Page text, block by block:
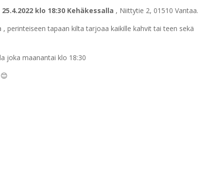
klo 18:30 Kehäkessalla , Niittytie 2, 01510 Vantaa.
perinteiseen tapaan kilta tarjoaa kaikille kahvit tai teen sekä
joka maanantai klo 18:30